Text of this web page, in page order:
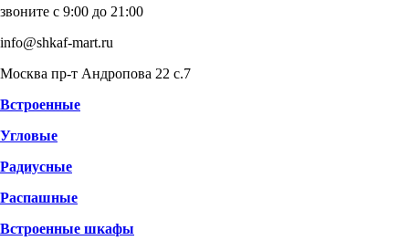
звоните с 9:00 до 21:00
info@shkaf-mart.ru
Москва пр-т Андропова 22 с.7
Встроенные
Угловые
Радиусные
Распашные
Встроенные шкафы